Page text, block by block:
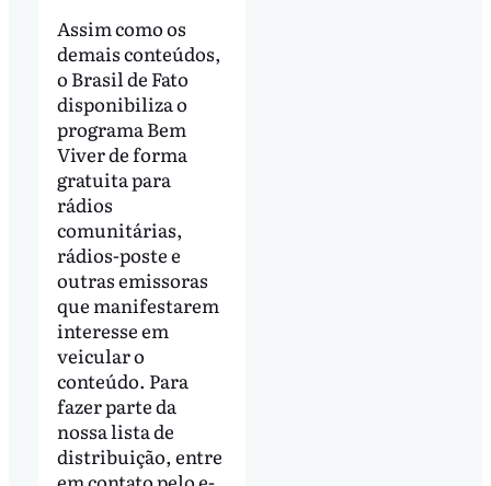
Assim como os
demais conteúdos,
o Brasil de Fato
disponibiliza o
programa Bem
Viver de forma
gratuita para
rádios
comunitárias,
rádios-poste e
outras emissoras
que manifestarem
interesse em
veicular o
conteúdo. Para
fazer parte da
nossa lista de
distribuição, entre